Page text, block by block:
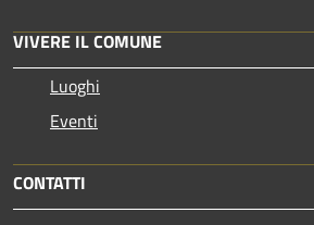
VIVERE IL COMUNE
Luoghi
Eventi
CONTATTI